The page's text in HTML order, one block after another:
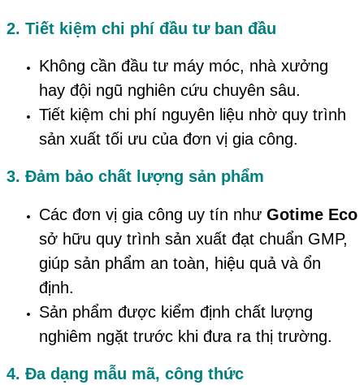
2. Tiết kiệm chi phí đầu tư ban đầu
Không cần đầu tư máy móc, nhà xưởng
hay đội ngũ nghiên cứu chuyên sâu.
Tiết kiệm chi phí nguyên liệu nhờ quy trình
sản xuất tối ưu của đơn vị gia công.
3. Đảm bảo chất lượng sản phẩm
Các đơn vị gia công uy tín như Gotime Eco
sở hữu quy trình sản xuất đạt chuẩn GMP,
giúp sản phẩm an toàn, hiệu quả và ổn
định.
Sản phẩm được kiểm định chất lượng
nghiêm ngặt trước khi đưa ra thị trường.
4. Đa dạng mẫu mã, công thức